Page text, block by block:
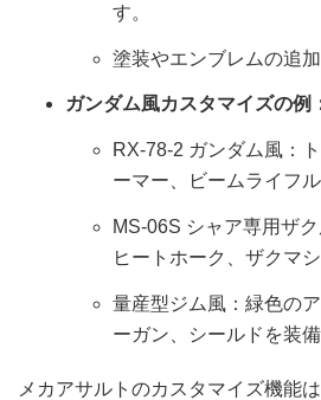
す。
塗装やエンブレムの追加
ガンダム風カスタマイズの例
RX-78-2 ガンダム風：
ーマー、ビームライフ
MS-06S シャア専用ザ
ヒートホーク、ザクマ
量産型ジム風：緑色の
ーガン、シールドを装備
メカアサルトのカスタマイズ機能